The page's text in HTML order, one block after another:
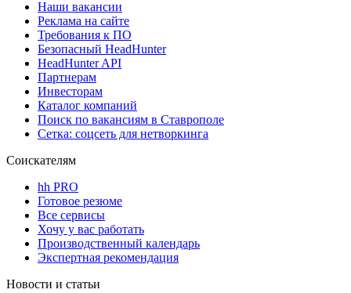
Наши вакансии
Реклама на сайте
Требования к ПО
Безопасный HeadHunter
HeadHunter API
Партнерам
Инвесторам
Каталог компаний
Поиск по вакансиям в Ставрополе
Сетка: соцсеть для нетворкинга
Соискателям
hh PRO
Готовое резюме
Все сервисы
Хочу у вас работать
Производственный календарь
Экспертная рекомендация
Новости и статьи